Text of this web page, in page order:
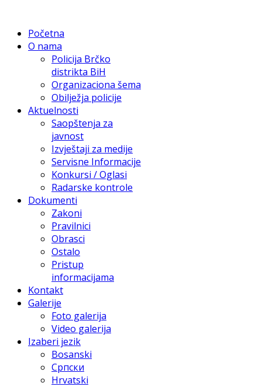
Početna
O nama
Policija Brčko
distrikta BiH
Organizaciona šema
Obilježja policije
Aktuelnosti
Saopštenja za
javnost
Izvještaji za medije
Servisne Informacije
Konkursi / Oglasi
Radarske kontrole
Dokumenti
Zakoni
Pravilnici
Obrasci
Ostalo
Pristup
informacijama
Kontakt
Galerije
Foto galerija
Video galerija
Izaberi jezik
Bosanski
Српски
Hrvatski